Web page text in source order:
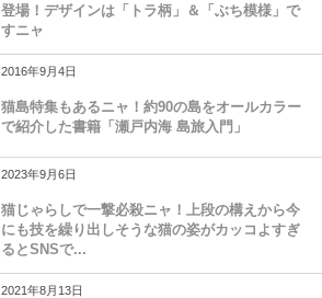
登場！デザインは「トラ柄」＆「ぶち模様」で
すニャ
2016年9月4日
猫島特集もあるニャ！約90の島をオールカラー
で紹介した書籍「瀬戸内海 島旅入門」
2023年9月6日
猫じゃらしで一撃必殺ニャ！上段の構えから今
にも技を繰り出しそうな猫の姿がカッコよすぎ
るとSNSで...
2021年8月13日